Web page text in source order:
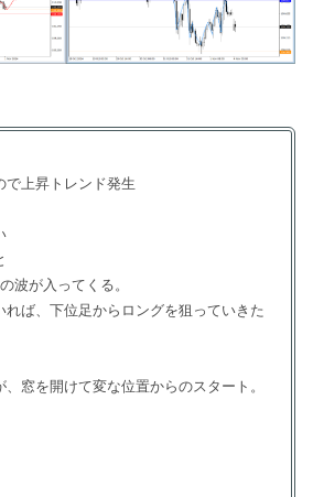
で上昇トレンド発生
波が入ってくる。
れば、下位足からロングを狙っていきた
窓を開けて変な位置からのスタート。